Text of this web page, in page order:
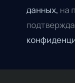
данных, на